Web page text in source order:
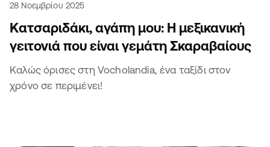
28 Νοεμβρίου 2025
Κατσαριδάκι, αγάπη μου: Η μεξικανική
γειτονιά που είναι γεμάτη Σκαραβαίους
Καλώς όρισες στη Vocholandia, ένα ταξίδι στον
χρόνο σε περιμένει!